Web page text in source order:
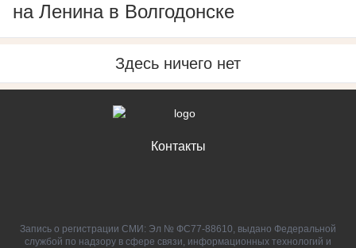
на Ленина в Волгодонске
Здесь ничего нет
Контакты
Запись о регистрации СМИ: Эл № ФС77-88610, выдано Федеральной
службой по надзору в сфере связи, информационных технологий и